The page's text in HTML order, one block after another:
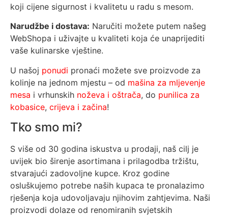
koji cijene sigurnost i kvalitetu u radu s mesom.
Narudžbe i dostava: Naručiti možete putem našeg
WebShopa i uživajte u kvaliteti koja će unaprijediti
vaše kulinarske vještine.
U našoj ponudi pronaći možete sve proizvode za
kolinje na jednom mjestu – od mašina za mljevenje
mesa i vrhunskih noževa i oštrača, do punilica za
kobasice, crijeva i začina!
Tko smo mi?
S više od 30 godina iskustva u prodaji, naš cilj je
uvijek bio širenje asortimana i prilagodba tržištu,
stvarajući zadovoljne kupce. Kroz godine
osluškujemo potrebe naših kupaca te pronalazimo
rješenja koja udovoljavaju njihovim zahtjevima. Naši
proizvodi dolaze od renomiranih svjetskih